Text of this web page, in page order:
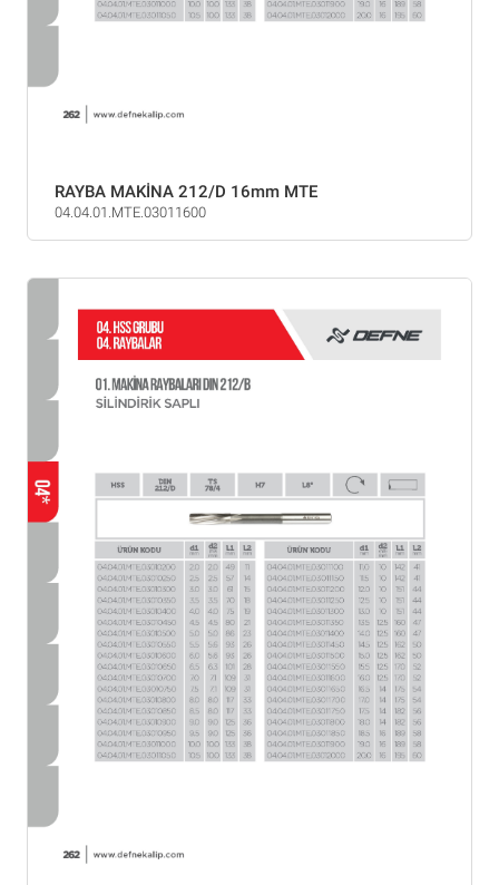
RAYBA MAKİNA 212/D 16mm MTE
04.04.01.MTE.03011600